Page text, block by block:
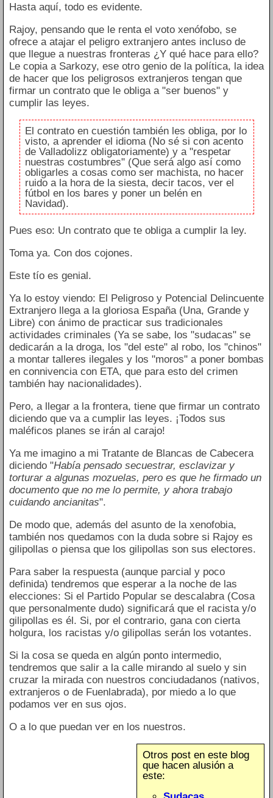
Hasta aquí, todo es evidente.
Rajoy, pensando que le renta el voto xenófobo, se
ofrece a atajar el peligro extranjero antes incluso de
que llegue a nuestras fronteras ¿Y qué hace para ello?
Le copia a Sarkozy, ese otro genio de la política, la idea
de hacer que los peligrosos extranjeros tengan que
firmar un contrato que le obliga a "ser buenos" y
cumplir las leyes.
El contrato en cuestión también les obliga, por lo
visto, a aprender el idioma (No sé si con acento
de Valladolizz obligatoriamente) y a "respetar
nuestras costumbres" (Que será algo así como
obligarles a cosas como ser machista, no hacer
ruido a la hora de la siesta, decir tacos, ver el
fútbol en los bares y poner un belén en
Navidad).
Pues eso: Un contrato que te obliga a cumplir la ley.
Toma ya. Con dos cojones.
Este tío es genial.
Ya lo estoy viendo: El Peligroso y Potencial Delincuente
Extranjero llega a la gloriosa España (Una, Grande y
Libre) con ánimo de practicar sus tradicionales
actividades criminales (Ya se sabe, los "sudacas" se
dedicarán a la droga, los "del este" al robo, los "chinos"
a montar talleres ilegales y los "moros" a poner bombas
en connivencia con ETA, que para esto del crimen
también hay nacionalidades).
Pero, a llegar a la frontera, tiene que firmar un contrato
diciendo que va a cumplir las leyes. ¡Todos sus
maléficos planes se irán al carajo!
Ya me imagino a mi Tratante de Blancas de Cabecera
diciendo "Había pensado secuestrar, esclavizar y
torturar a algunas mozuelas, pero es que he firmado un
documento que no me lo permite, y ahora trabajo
cuidando ancianitas".
De modo que, además del asunto de la xenofobia,
también nos quedamos con la duda sobre si Rajoy es
gilipollas o piensa que los gilipollas son sus electores.
Para saber la respuesta (aunque parcial y poco
definida) tendremos que esperar a la noche de las
elecciones: Si el Partido Popular se descalabra (Cosa
que personalmente dudo) significará que el racista y/o
gilipollas es él. Si, por el contrario, gana con cierta
holgura, los racistas y/o gilipollas serán los votantes.
Si la cosa se queda en algún ponto intermedio,
tendremos que salir a la calle mirando al suelo y sin
cruzar la mirada con nuestros conciudadanos (nativos,
extranjeros o de Fuenlabrada), por miedo a lo que
podamos ver en sus ojos.
O a lo que puedan ver en los nuestros.
Otros post en este blog
que hacen alusión a
este: